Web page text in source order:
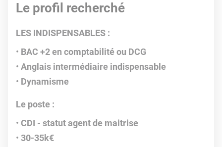
Le profil recherché
LES INDISPENSABLES :
BAC +2 en comptabilité ou DCG
Anglais intermédiaire indispensable
Dynamisme
Le poste :
CDI - statut agent de maitrise
30-35k€